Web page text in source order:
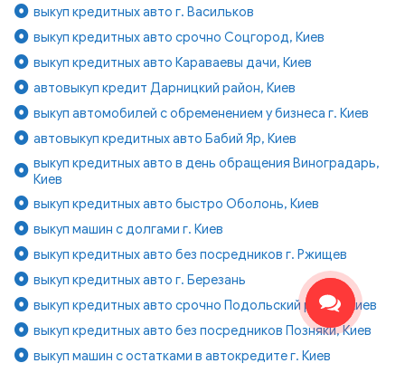
выкуп кредитных авто г. Васильков
выкуп кредитных авто срочно Соцгород, Киев
выкуп кредитных авто Караваевы дачи, Киев
автовыкуп кредит Дарницкий район, Киев
выкуп автомобилей с обременением у бизнеса г. Киев
автовыкуп кредитных авто Бабий Яр, Киев
выкуп кредитных авто в день обращения Виноградарь,
Киев
выкуп кредитных авто быстро Оболонь, Киев
выкуп машин с долгами г. Киев
выкуп кредитных авто без посредников г. Ржищев
выкуп кредитных авто г. Березань
выкуп кредитных авто срочно Подольский район, Киев
выкуп кредитных авто без посредников Позняки, Киев
выкуп машин с остатками в автокредите г. Киев